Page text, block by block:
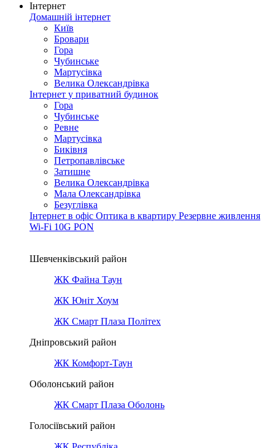
Інтернет
Домашній інтернет
Київ
Бровари
Гора
Чубинське
Мартусівка
Велика Олександрівка
Інтернет у приватний будинок
Гора
Чубинське
Ревне
Мартусівка
Биківня
Петропавлівське
Затишне
Велика Олександрівка
Мала Олександрівка
Безуглівка
Інтернет в офіс Оптика в квартиру Резервне живлення
Wi-Fi 10G PON
Шевченківський район
ЖК Файна Таун
ЖК Юніт Хоум
ЖК Смарт Плаза Політех
Дніпровський район
ЖК Комфорт-Таун
Оболонський район
ЖК Смарт Плаза Оболонь
Голосіївський район